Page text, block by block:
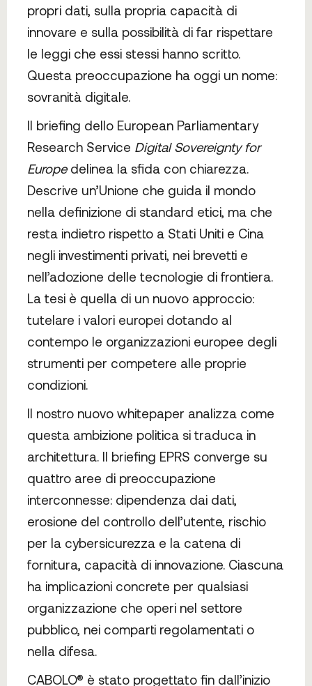
propri dati, sulla propria capacità di
innovare e sulla possibilità di far rispettare
le leggi che essi stessi hanno scritto.
Questa preoccupazione ha oggi un nome:
sovranità digitale.
Il briefing dello European Parliamentary
Research Service Digital Sovereignty for
Europedelinea la sfida con chiarezza.
Descrive un’Unione che guida il mondo
nella definizione di standard etici, ma che
resta indietro rispetto a Stati Uniti e Cina
negli investimenti privati, nei brevetti e
nell’adozione delle tecnologie di frontiera.
La tesi è quella di un nuovo approccio:
tutelare i valori europei dotando al
contempo le organizzazioni europee degli
strumenti per competere alle proprie
condizioni.
Il nostro nuovo whitepaper analizza come
questa ambizione politica si traduca in
architettura. Il briefing EPRS converge su
quattro aree di preoccupazione
interconnesse: dipendenza dai dati,
erosione del controllo dell’utente, rischio
per la cybersicurezza e la catena di
fornitura, capacità di innovazione. Ciascuna
ha implicazioni concrete per qualsiasi
organizzazione che operi nel settore
pubblico, nei comparti regolamentati o
nella difesa.
CABOLO® è stato progettato fin dall’inizio